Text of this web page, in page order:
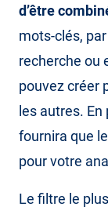
d’être
mots-clés,
recherche ou
pouvez créer
les autres.
fournira que
pour votre
Le filtre le